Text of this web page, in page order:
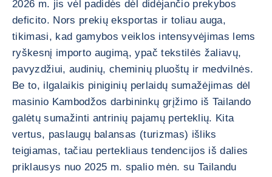
2026 m. jis vėl padidės dėl didėjančio prekybos
deficito. Nors prekių eksportas ir toliau auga,
tikimasi, kad gamybos veiklos intensyvėjimas lems
ryškesnį importo augimą, ypač tekstilės žaliavų,
pavyzdžiui, audinių, cheminių pluoštų ir medvilnės.
Be to, ilgalaikis piniginių perlaidų sumažėjimas dėl
masinio Kambodžos darbininkų grįžimo iš Tailando
galėtų sumažinti antrinių pajamų perteklių. Kita
vertus, paslaugų balansas (turizmas) išliks
teigiamas, tačiau pertekliaus tendencijos iš dalies
priklausys nuo 2025 m. spalio mėn. su Tailandu